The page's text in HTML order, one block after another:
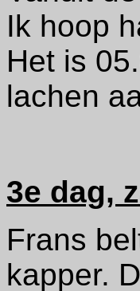
Ik hoop
Het is
lachen
3e dag,
Frans
kapper.